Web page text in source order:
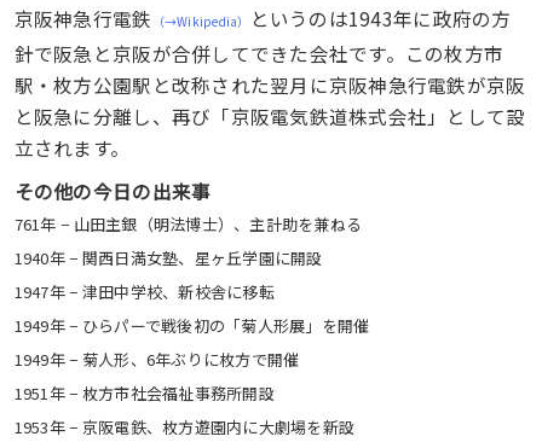
京阪神急行電鉄 （→Wikipedia）
というのは1943年に政府の方
針で阪急と京阪が合併してできた会社です。この枚方市
駅・枚方公園駅と改称された翌月に京阪神急行電鉄が京阪
と阪急に分離し、再び「京阪電気鉄道株式会社」として設
立されます。
その他の今日の出来事
761年 − 山田主銀（明法博士）、主計助を兼ねる
1940年 − 関西日満女塾、星ヶ丘学園に開設
1947年 − 津田中学校、新校舎に移転
1949年 − ひらパーで戦後初の「菊人形展」を開催
1949年 − 菊人形、6年ぶりに枚方で開催
1951年 − 枚方市社会福祉事務所開設
1953年 − 京阪電鉄、枚方遊園内に大劇場を新設